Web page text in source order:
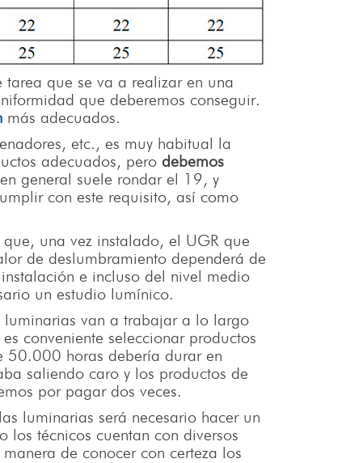
que se va a realizar en una
que deberemos conseguir.
más adecuados.
etc., es muy habitual la
adecuados, pero debemos
general suele rondar el 19, y
con este requisito, así como
una vez instalado, el UGR que
de deslumbramiento dependerá de
e incluso del nivel medio
un estudio lumínico.
luminarias van a trabajar a lo largo
conveniente seleccionar productos
horas debería durar en
saliendo caro y los productos de
por pagar dos veces.
luminarias será necesario hacer un
los técnicos cuentan con diversos
de conocer con certeza los